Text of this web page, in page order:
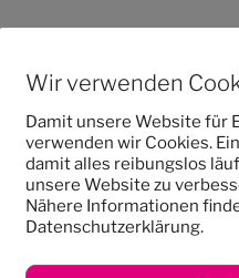
Wir verwenden
Damit unsere Website für
verwenden wir Cookies.
damit alles reibungslos
unsere Website zu
Nähere Informationen
Datenschutzerklärung.